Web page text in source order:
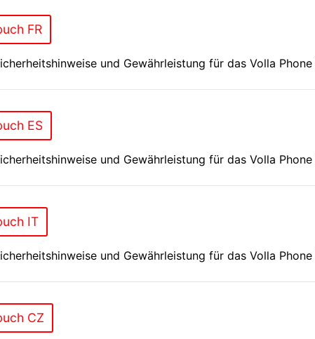
FR
und Gewährleistung für das Volla
ES
und Gewährleistung für das Volla
IT
und Gewährleistung für das Volla
CZ